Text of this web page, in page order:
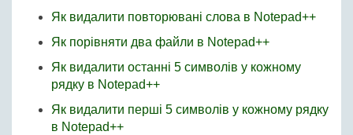
Як видалити повторювані слова в Notepad++
Як порівняти два файли в Notepad++
Як видалити останні 5 символів у кожному
рядку в Notepad++
Як видалити перші 5 символів у кожному рядку
в Notepad++